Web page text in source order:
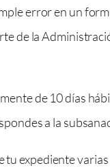
error en un
de la
de 10 días
a la
expediente